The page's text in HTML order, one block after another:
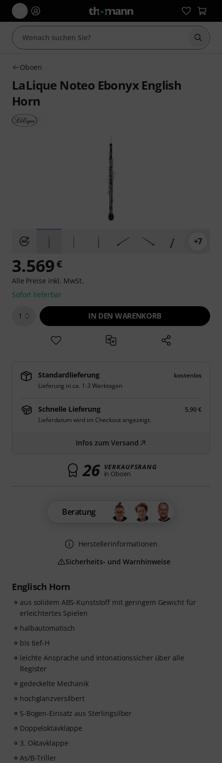
Suche
Oboen
LaLique Noteo Ebonyx English
Horn
+7
Englisch Horn
aus solidem ABS-Kunststoff mit geringem Gewicht für
erleichtertes Spielen
halbautomatisch
bis tief-H
leichte Ansprache und intonationssicher über alle
Register
gedeckelte Mechanik
hochglanzversilbert
S-Bogen-Einsatz aus Sterlingsilber
Doppeloktavklappe
3. Oktavklappe
As/B-Triller
3.569€
Alle Preise inkl. MwSt.
Sofort lieferbar
1 IN DEN WARENKORB
Standardlieferung
kostenlos
Lieferung in ca. 1-3 Werktagen
Schnelle Lieferung
5,90 €
Lieferdatum wird im Checkout angezeigt.
Infos zum Versand
26 VERKAUFSRANG
in Oboen
Beratung
Herstellerinformationen
Sicherheits- und Warnhinweise